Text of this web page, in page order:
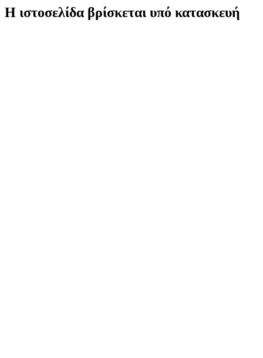
Η ιστοσελίδα βρίσκεται υπό κατασκευή